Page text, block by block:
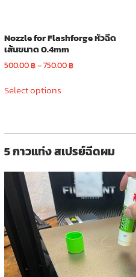
Nozzle for Flashforge หัวฉีด
เส้นขนาด 0.4mm
500.00฿–750.00฿Price
Select optionsproduct
variants.
The
options
may
be
chosen
on
the
product
page
5 กาวแท่ง สเปรย์ฉีดผม